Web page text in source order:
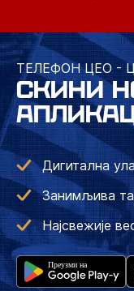
ТЕЛЕФОН ЦЕО -
СКИНИ
Дигитална
Занимљива
Најсвежије